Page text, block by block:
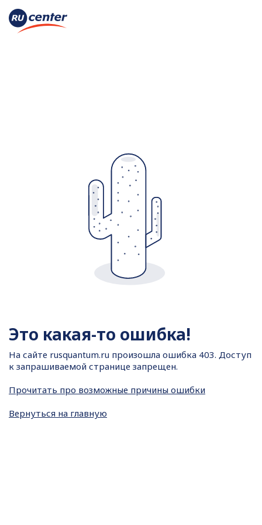
Это какая-то ошибка!
На сайте rusquantum.ru произошла ошибка 403. Доступ
к запрашиваемой странице запрещен.
Прочитать про возможные причины ошибки
Вернуться на главную